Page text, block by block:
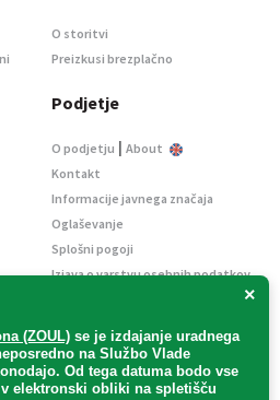
×
(ZOUL) se je izdajanje uradnega
na Službo Vlade
. Od tega datuma bodo vse
elektronski obliki na spletišču
O storitvi
Preizkusi brezplačno
Podjetje
O podjetju | About
Kontakt
Informacije javnega značaja
Oglaševanje
Splošni pogoji
Izjava o varstvu osebnih podatkov